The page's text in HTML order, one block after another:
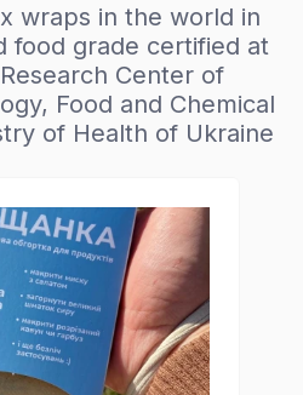
wraps in the world in
food grade certified at
Center of
Food and Chemical
of Health of Ukraine